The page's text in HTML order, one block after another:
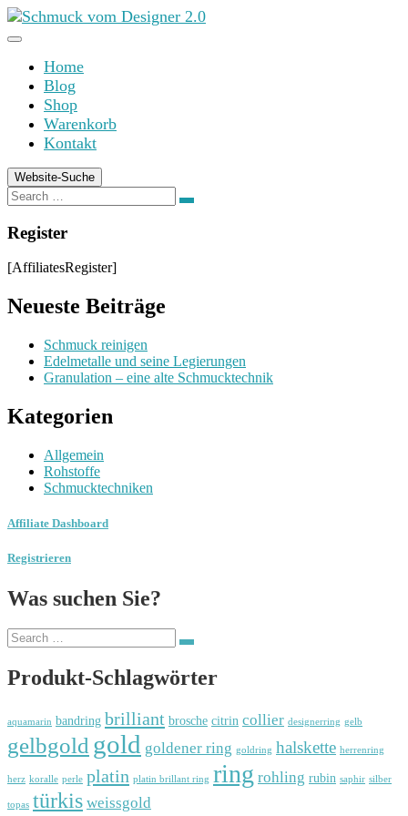
Zum
springen
Home
Blog
Shop
Warenkorb
Kontakt
Website-Suche
Search
for:
Search
Register
[AffiliatesRegister]
Neueste Beiträge
Schmuck reinigen
Edelmetalle und seine Legierungen
Granulation – eine alte Schmucktechnik
Kategorien
Allgemein
Rohstoffe
Schmucktechniken
Affiliate Dashboard
Registrieren
Was suchen Sie?
Search
for:
Search
Produkt-Schlagwörter
aquamarin bandring brilliant brosche citrin collier designerring gelb
gelbgold gold goldener ring goldring halskette herrenring
herz koralle perle platin platin brillant ring ring rohling rubin saphir silber
topas türkis weissgold